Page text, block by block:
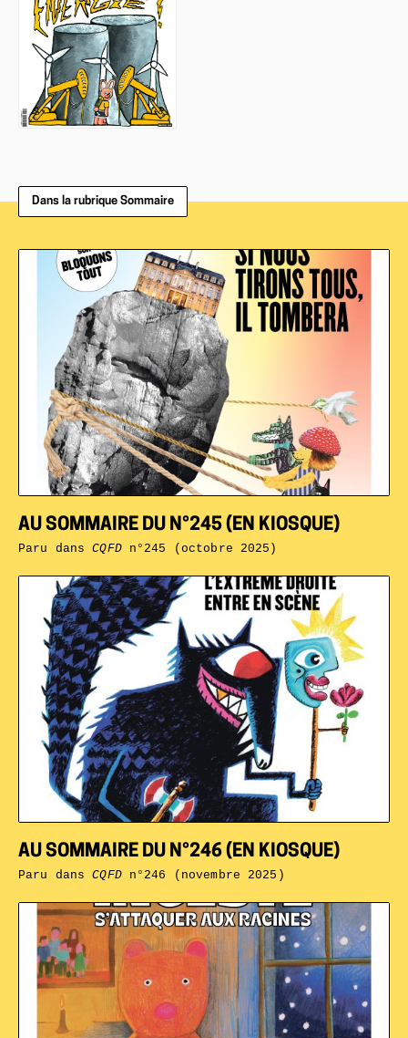
Dans la rubrique Sommaire
AU SOMMAIRE DU N°246 (EN KIOSQUE)
Paru dansCQFDn°246 (novembre 2025)
AU SOMMAIRE DU N°245 (EN KIOSQUE)
Paru dansCQFDn°245 (octobre 2025)